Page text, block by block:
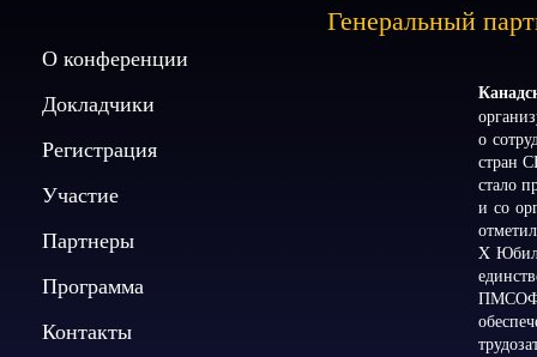
О конференции
Докладчики
Регистрация
Участие
Партнеры
Программа
Контакты
Генеральный
о
стран
стало
и со
X